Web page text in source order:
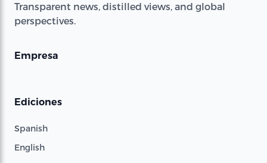
Transparent news, distilled views, and global
perspectives.
Empresa
Ediciones
Spanish
English